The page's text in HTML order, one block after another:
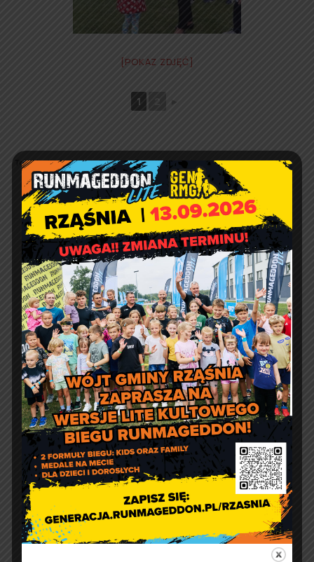
[POKAZ ZDJĘĆ]
1 2 ►
Tekst i zdjęcia:Marcin Brożyna, Piotr Kłyszewski.
Zaproszenie na bezpłatne
zajęcia aerobiku
MOD Gminy Rząśnia
podczas XVI Dni Papieskich
w Łodzi